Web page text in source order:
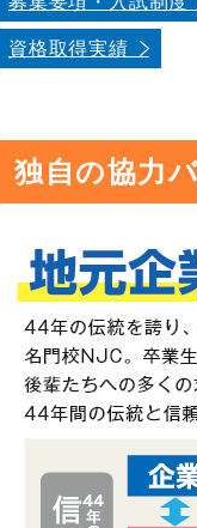
資格取得実績
独自の協力